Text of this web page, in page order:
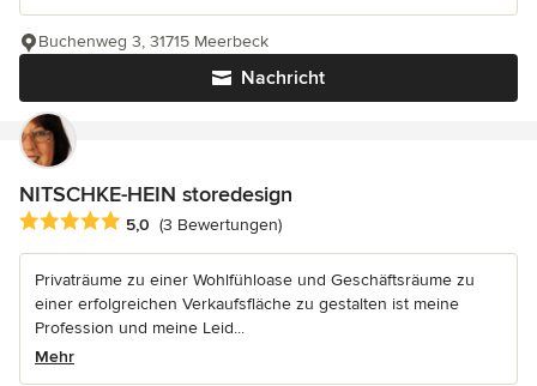
Nachricht
Buchenweg 3, 31715 Meerbeck
NITSCHKE-HEIN storedesign
Durchschnittliche Bewertung: 5 von 5 Sternen
5,0 (3 Bewertungen)
Privaträume zu einer Wohlfühloase und Geschäftsräume zu
einer erfolgreichen Verkaufsfläche zu gestalten ist meine
Profession und meine Leid...
Mehr